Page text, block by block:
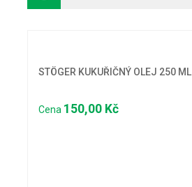
STÖGER KUKUŘIČNÝ OLEJ 250 ML
Cena 150,00 Kč